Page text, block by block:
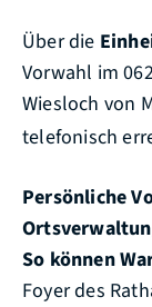
Über die
Vorwahl im
Wiesloch von
telefonisch
Persönliche
So können
Foyer des